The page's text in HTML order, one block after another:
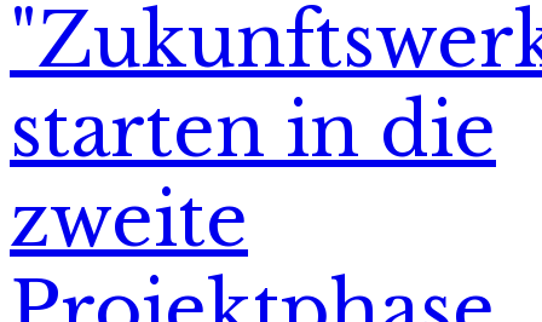
starten in die
zweite